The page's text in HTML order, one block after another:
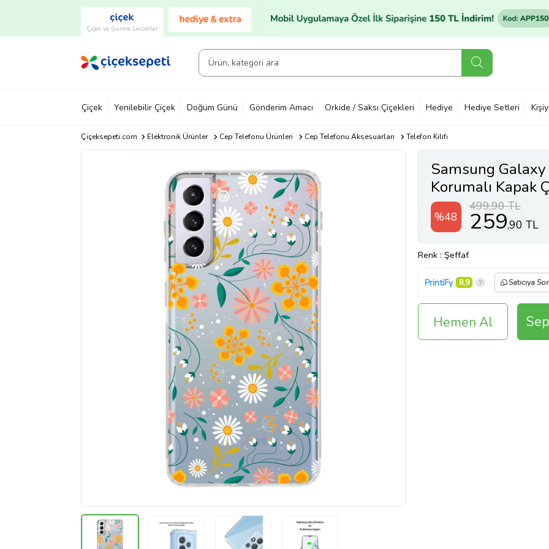
Çiçek ve Gurme Lezzetler
Çiçek Yenilebilir Çiçek Doğum Günü Gönderim Amacı Orkide / Saksı Çiçekleri Hediye Hediye Setleri
Çiçeksepeti.com Elektronik Ürünler Cep Telefonu Ürünleri Cep Telefonu Aksesuarları Telefon Kılıfı
Samsung
Korumalı Kapak
%48
499,90 TL
259,90 TL
Renk : Şeffaf
PrintiFy 8,9 Satıcıya Sor
Hemen Al